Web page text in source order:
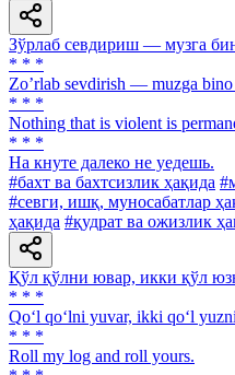
Зўрлаб севдириш — музга
* * *
Zoʼrlab sevdirish — muzga bino
* * *
Nothing that is violent is
* * *
Ha кнуте далеко не уедешь.
#бахт ва бахтсизлик ҳақида
#севги, ишқ, муносабатлар
ҳақида #қудрат ва ожизлик
Қўл қўлни ювар, икки қўл
* * *
Qo‘l qo‘lni yuvar, ikki qo‘l
* * *
Roll my log and roll yours.